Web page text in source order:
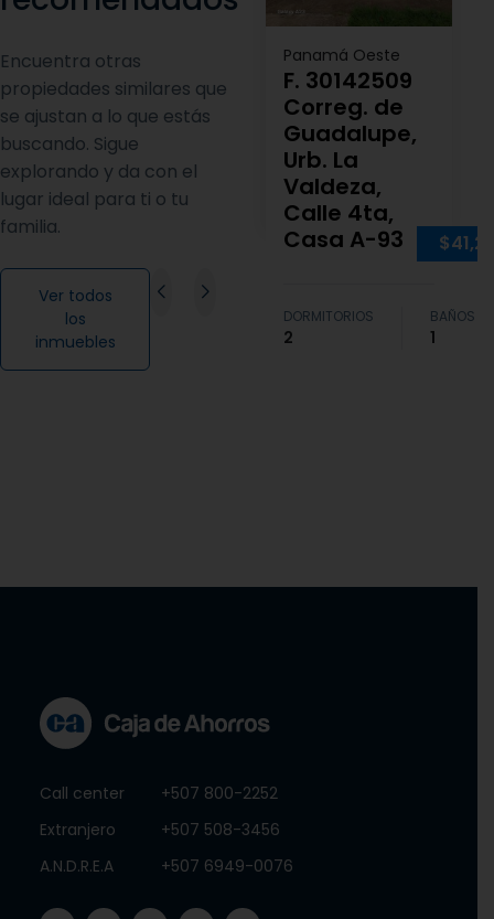
Encuentra otras
propiedades similares que
se ajustan a lo que estás
buscando. Sigue
explorando y da con el
lugar ideal para ti o tu
familia.
Ver todos
los
inmuebles
Panamá Oeste
F. 30142509
Correg. de
Guadalupe,
Urb. La
Valdeza,
Calle 4ta,
Casa A-93
DORMITORIOS
2
BAÑOS
1
Call center
+507 800-2252
Extranjero
+507 508-3456
A.N.D.R.E.A
+507 6949-0076